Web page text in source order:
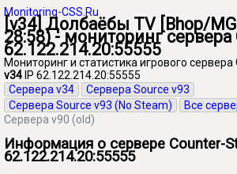
Monitoring-CSS.Ru
[v34] Долбаёбы TV [Bhop/
28:58) - мониторинг сервера
62.122.214.20:55555
Мониторинг и статистика игрового сервера
v34 IP 62.122.214.20:55555
Сервера v34
Сервера Source v93
Сервера Source v93 (No Steam)
Все
Сервера v90 (old)
Информация о сервере Counter-
62.122.214.20:55555